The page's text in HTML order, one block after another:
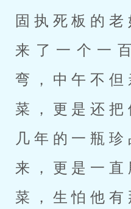
固执死板的
来了一个一
弯，中午不
菜，更是还
几年的一瓶
来，更是一直
菜，生怕他有